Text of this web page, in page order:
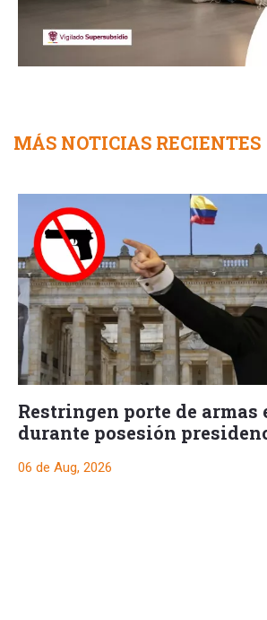
MÁS NOTICIAS RECIENTES
Restringen porte de armas
durante posesión
06 de Aug, 2026